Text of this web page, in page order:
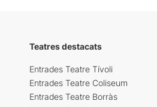
Teatres destacats
Entrades Teatre Tívoli
Entrades Teatre Coliseum
Entrades Teatre Borràs